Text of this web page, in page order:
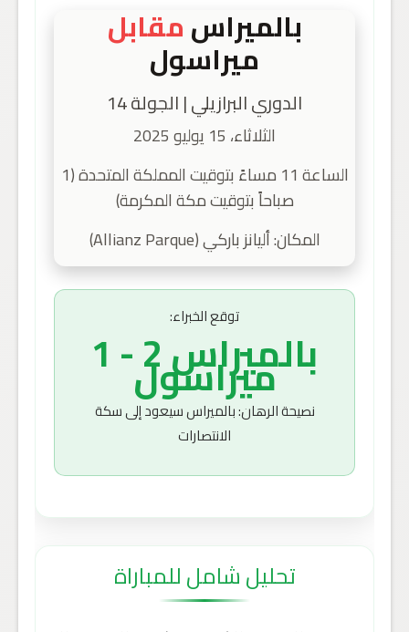
بالميراسمقابل
ميراسول
الدوري البرازيلي | الجولة 14
الثلاثاء، 15 يوليو 2025
الساعة 11 مساءً بتوقيت المملكة المتحدة (1
صباحاً بتوقيت مكة المكرمة)
المكان: أليانز باركي (Allianz Parque)
توقع الخبراء:
بالميراس 2 - 1 ميراسول
نصيحة الرهان: بالميراس سيعود إلى سكة
الانتصارات
تحليل شامل للمباراة